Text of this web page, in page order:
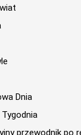
Dnia
przewodnik po